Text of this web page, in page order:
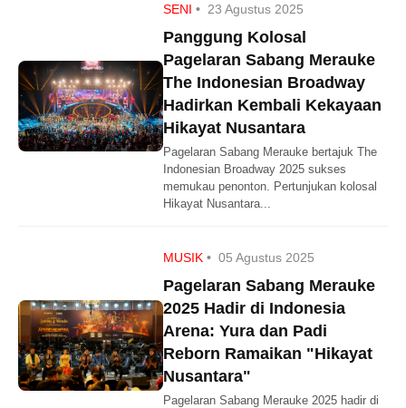
SENI • 23 Agustus 2025
Panggung Kolosal
Pagelaran Sabang Merauke
The Indonesian Broadway
Hadirkan Kembali Kekayaan
Hikayat Nusantara
Pagelaran Sabang Merauke bertajuk The
Indonesian Broadway 2025 sukses
memukau penonton. Pertunjukan kolosal
Hikayat Nusantara...
MUSIK • 05 Agustus 2025
Pagelaran Sabang Merauke
2025 Hadir di Indonesia
Arena: Yura dan Padi
Reborn Ramaikan "Hikayat
Nusantara"
Pagelaran Sabang Merauke 2025 hadir di